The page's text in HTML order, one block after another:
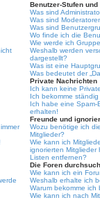
Benutzer-Stufen und
Was sind
Was sind
Was sind
Wo finde ich die
Wie werde ich
Weshalb werden
dargestellt?
Was ist eine
Was bedeutet der
Private Nachrichten
Ich kann keine
Ich bekomme
Ich habe eine Spam-
erhalten!
Freunde und
Wozu benötige ich
Mitglieder?
Wie kann ich
ignorierten
Listen entfernen?
Die Foren
Wie kann ich ein
Weshalb erhalte ich
Warum bekomme
Wie kann ich nach